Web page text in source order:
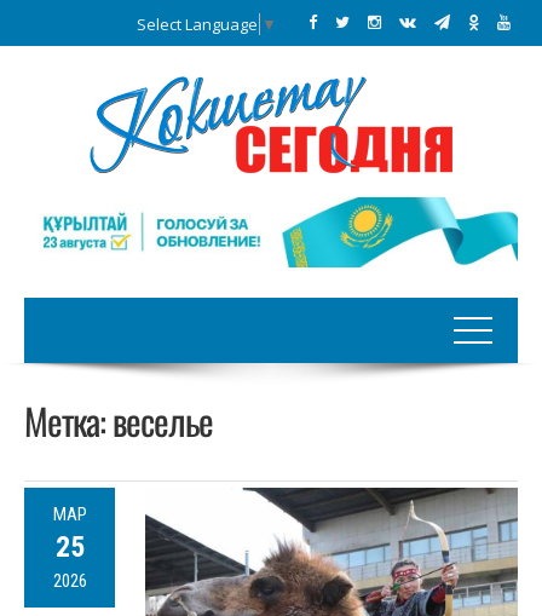
Select Language ▼
Метка:веселье
МАР
25
2026